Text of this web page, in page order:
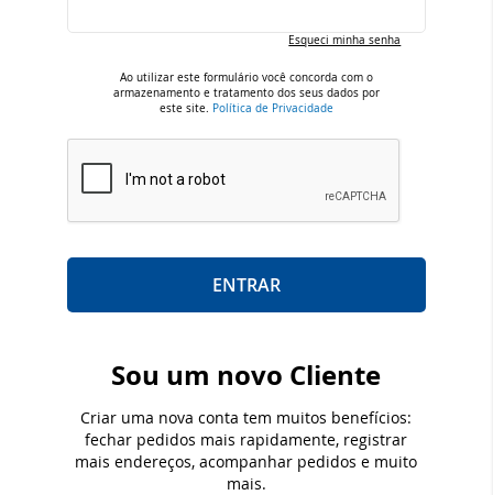
Esqueci minha senha
Ao utilizar este formulário você concorda com o
armazenamento e tratamento dos seus dados por
este site. Política de Privacidade
ENTRAR
Sou um novo Cliente
Criar uma nova conta tem muitos benefícios:
fechar pedidos mais rapidamente, registrar
mais endereços, acompanhar pedidos e muito
mais.